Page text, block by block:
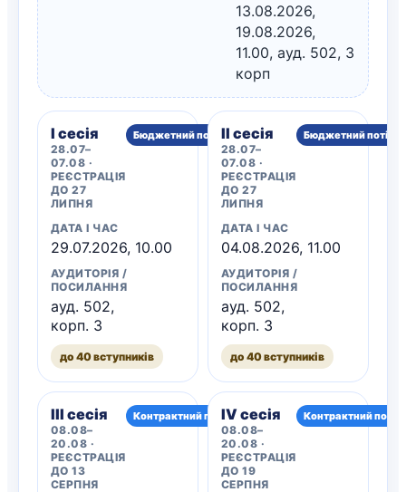
13.08.2026,
19.08.2026,
11.00, ауд. 502, 3
корп
I сесія
28.07–
07.08 ·
РЕЄСТРАЦІЯ
ДО 27
ЛИПНЯ
Бюджетний потік
ДАТА І ЧАС
29.07.2026, 10.00
АУДИТОРІЯ /
ПОСИЛАННЯ
ауд. 502,
корп. 3
до 40 вступників
II сесія
28.07–
07.08 ·
РЕЄСТРАЦІЯ
ДО 27
ЛИПНЯ
Бюджетний потік
ДАТА І ЧАС
04.08.2026, 11.00
АУДИТОРІЯ /
ПОСИЛАННЯ
ауд. 502,
корп. 3
до 40 вступників
III сесія
08.08–
20.08 ·
РЕЄСТРАЦІЯ
ДО 13
СЕРПНЯ
Контрактний потікIV сесія
08.08–
20.08 ·
РЕЄСТРАЦІЯ
ДО 19
СЕРПНЯ
Контрактний потік